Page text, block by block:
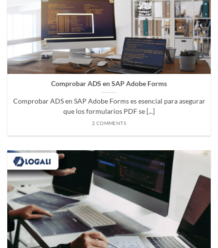
Comprobar ADS en SAP Adobe Forms
Comprobar ADS en SAP Adobe Forms es esencial para asegurar
que los formularios PDF se [...]
2 COMMENTS